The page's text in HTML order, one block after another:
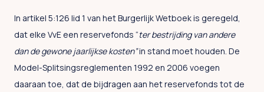
In artikel 5:126 lid 1 van het Burgerlijk Wetboek is geregeld,
dat elke VvE een reservefonds “ter bestrijding van andere
dan de gewone jaarlijksekosten”in stand moet houden. De
Model-Splitsingsreglementen 1992 en 2006 voegen
daaraan toe, dat de bijdragen aan het reservefonds tot de